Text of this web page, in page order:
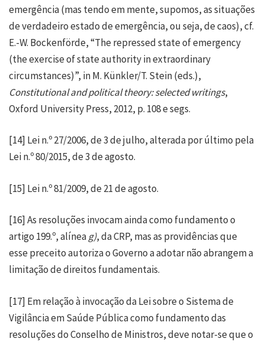
emergência (mas tendo em mente, supomos, as situações
de verdadeiro estado de emergência, ou seja, de caos), cf.
E.-W. Bockenförde, “The repressed state of emergency
(the exercise of state authority in extraordinary
circumstances)”, in M. Künkler/T. Stein (eds.),
Constitutional and political theory: selected writings,
Oxford University Press, 2012, p. 108 e segs.
[14] Lei n.º 27/2006, de 3 de julho, alterada por último pela
Lei n.º 80/2015, de 3 de agosto.
[15] Lei n.º 81/2009, de 21 de agosto.
[16]As resoluções invocam ainda como fundamento o
artigo 199.º, alíneag), da CRP, mas as providências que
esse preceito autoriza o Governo a adotar não abrangem a
limitação de direitos fundamentais.
[17] Em relação à invocação da Lei sobre o Sistema de
Vigilância em Saúde Pública como fundamento das
resoluções do Conselho de Ministros, deve notar-se que o